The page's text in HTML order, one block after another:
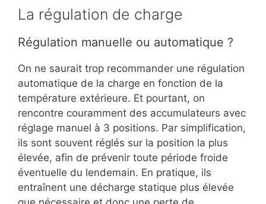
La régulation de charge
Régulation manuelle ou automatique ?
On ne saurait trop recommander une régulation
automatique de la charge en fonction de la
température extérieure. Et pourtant, on
rencontre couramment des accumulateurs avec
réglage manuel à 3 positions. Par simplification,
ils sont souvent réglés sur la position la plus
élevée, afin de prévenir toute période froide
éventuelle du lendemain. En pratique, ils
entraînent une décharge statique plus élevée